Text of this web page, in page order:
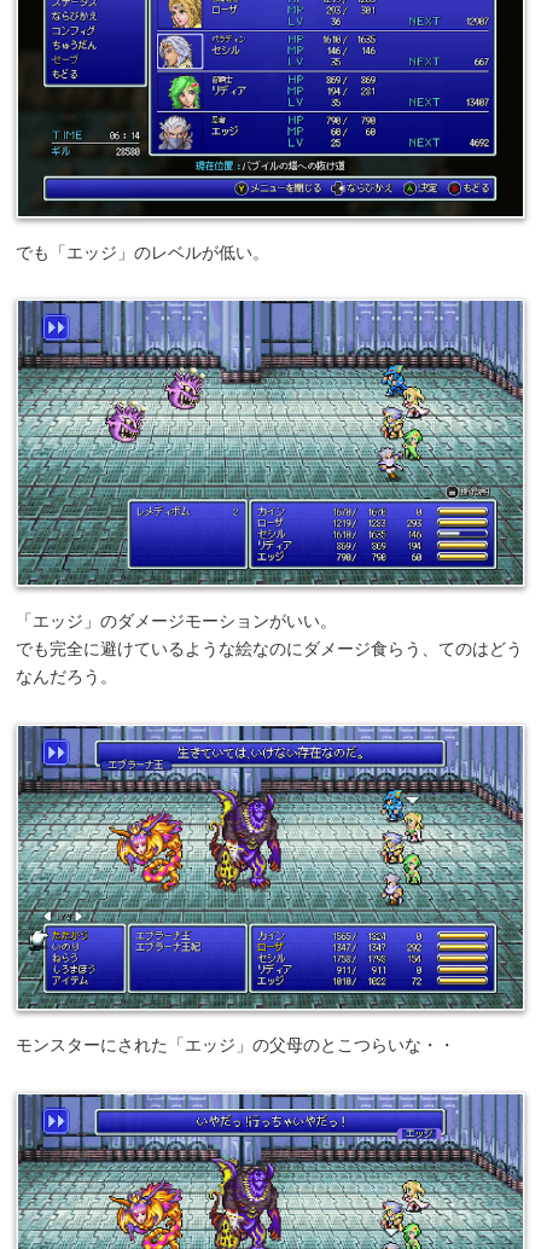
でも「エッジ」のレベルが低い。
「エッジ」のダメージモーションがいい。
でも完全に避けているような絵なのにダメージ食らう、てのはどう
なんだろう。
モンスターにされた「エッジ」の父母のとこつらいな・・